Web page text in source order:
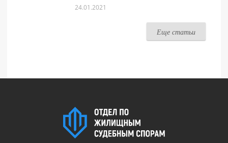
24.01.2021
Еще статьи